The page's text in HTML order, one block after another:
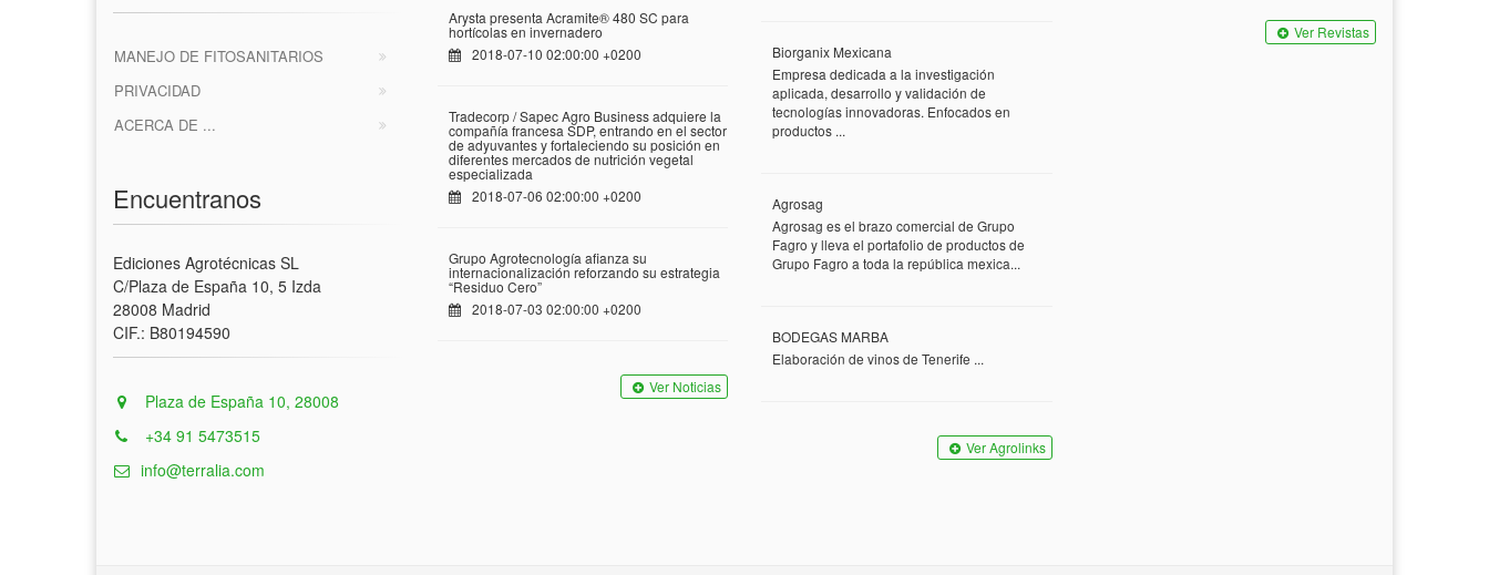
MANEJO DE FITOSANITARIOS
PRIVACIDAD
ACERCA DE ...
Encuentranos
Ediciones Agrotécnicas SL
C/Plaza de España 10, 5 Izda
28008 Madrid
CIF.: B80194590
Plaza de España 10, 28008
+34 91 5473515
info@terralia.com
Arysta presenta Acramite® 480 SC para
hortícolas en invernadero
2018-07-10 02:00:00 +0200
Tradecorp / Sapec Agro Business adquiere la
compañía francesa SDP, entrando en el sector
de adyuvantes y fortaleciendo su posición en
diferentes mercados de nutrición vegetal
especializada
2018-07-06 02:00:00 +0200
Grupo Agrotecnología afianza su
internacionalización reforzando su estrategia
“Residuo Cero”
2018-07-03 02:00:00 +0200
Ver Noticias
Biorganix Mexicana
Empresa dedicada a la investigación
aplicada, desarrollo y validación de
tecnologías innovadoras. Enfocados en
productos ...
Agrosag
Agrosag es el brazo comercial de Grupo
Fagro y lleva el portafolio de productos de
Grupo Fagro a toda la república mexica...
BODEGAS MARBA
Elaboración de vinos de Tenerife ...
Ver Agrolinks
Ver Revistas